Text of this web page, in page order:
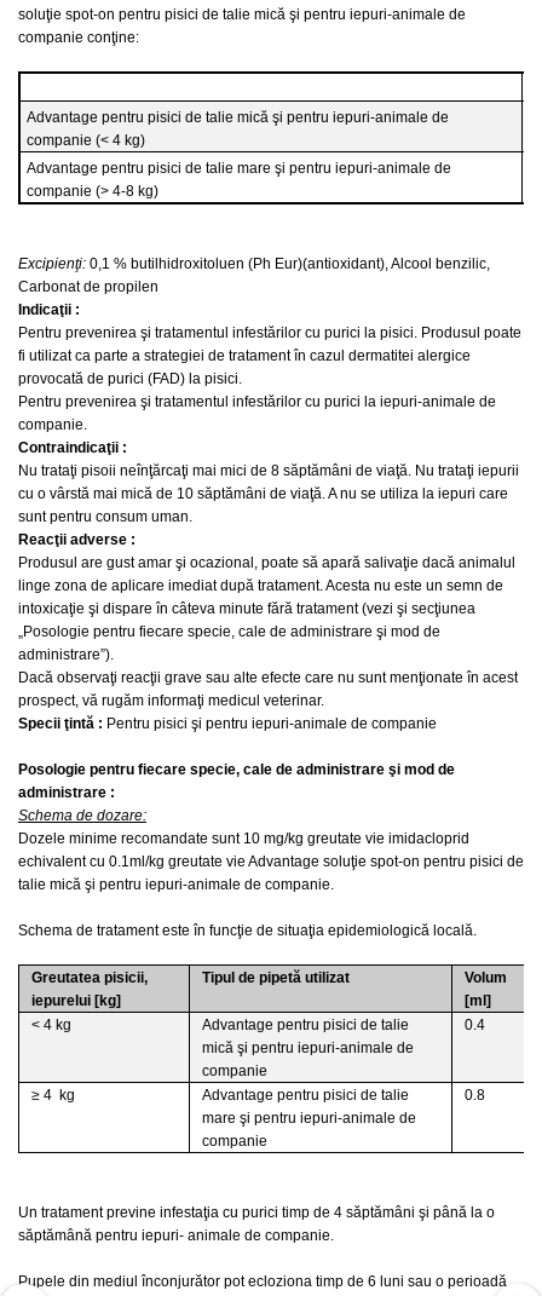
soluţie spot-on pentru pisici de talie mică şi pentru iepuri-animale de
companie conţine:
Advantage pentru pisici de talie mică şi pentru iepuri-animale de
companie (<4 kg)
Advantage pentru pisici de talie mare şi pentru iepuri-animale de
companie (> 4-8 kg)
Excipienţi: 0,1 % butilhidroxitoluen (Ph Eur)(antioxidant), Alcool benzilic,
Carbonat de propilen
Indicaţii :
Pentru prevenirea şi tratamentul infestărilor cu purici la pisici. Produsul poate
fi utilizat ca parte a strategiei de tratament în cazul dermatitei alergice
provocată de purici (FAD) la pisici.
Pentru prevenirea şi tratamentul infestărilor cu purici la iepuri-animale de
companie.
Contraindicaţii :
Nu trataţi pisoii neînţărcaţi mai mici de 8 săptămâni de viaţă. Nu trataţi iepurii
cu o vârstă mai mică de 10 săptămâni de viaţă. A nu se utiliza la iepuri care
sunt pentru consum uman.
Reacţii adverse :
Produsul are gust amar şi ocazional, poate să apară salivaţie dacă animalul
linge zona de aplicare imediat după tratament. Acesta nu este un semn de
intoxicaţie şi dispare în câteva minute fără tratament (vezi şi secţiunea
„Posologie pentru fiecare specie, cale de administrare şi mod de
administrare”).
Dacă observaţi reacţii grave sau alte efecte care nu sunt menţionate în acest
prospect, vă rugăm informaţi medicul veterinar.
Specii ţintă : Pentru pisici şi pentru iepuri-animale de companie
Posologie pentru fiecare specie, cale de administrare şi mod de
administrare :
Schema de dozare:
Dozele minime recomandate sunt 10 mg/kg greutate vie imidacloprid
echivalent cu 0.1ml/kg greutate vie Advantage soluţie spot-on pentru pisici de
talie mică şi pentru iepuri-animale de companie.
Schema de tratament este în funcţie de situaţia epidemiologică locală.
Greutatea pisicii,
iepurelui [kg]
Tipul de pipetă utilizat
Volum
[ml]
< 4 kg
Advantage pentru pisici de talie
mică şi pentru iepuri-animale de
companie
0.4
≥ 4 kg
Advantage pentru pisici de talie
mare şi pentru iepuri-animale de
companie
0.8
Un tratament previne infestaţia cu purici timp de 4 săptămâni şi până la o
săptămână pentru iepuri- animale de companie.
Pupele din mediul înconjurător pot ecloziona timp de 6 luni sau o perioadă